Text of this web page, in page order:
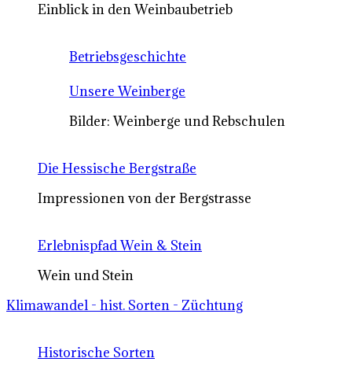
Einblick in den Weinbaubetrieb
Betriebsgeschichte
Unsere Weinberge
Bilder: Weinberge und Rebschulen
Die Hessische Bergstraße
Impressionen von der Bergstrasse
Erlebnispfad Wein & Stein
Wein und Stein
Klimawandel - hist. Sorten - Züchtung
Historische Sorten